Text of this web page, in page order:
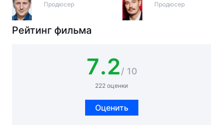
Продюсер Продюсер
Рейтинг фильма
7.2/ 10
222 оценки
Оценить